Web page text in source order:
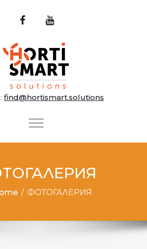
find@hortismart.solutions
Toggle
/ ФОТОГАЛЕРИЯ